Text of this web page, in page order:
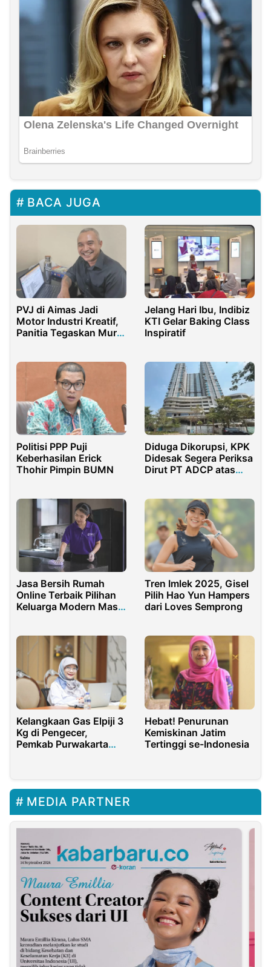
BACA JUGA
PVJ di Aimas Jadi
Motor Industri Kreatif,
Panitia Tegaskan Murni
Jelang Hari Ibu, Indibiz
KTI Gelar Baking Class
Inspiratif
Politisi PPP Puji
Keberhasilan Erick
Thohir Pimpin BUMN
Diduga Dikorupsi, KPK
Didesak Segera Periksa
Dirut PT ADCP atas
Jasa Bersih Rumah
Online Terbaik Pilihan
Keluarga Modern Masa
Tren Imlek 2025, Gisel
Pilih Hao Yun Hampers
dari Loves Semprong
Kelangkaan Gas Elpiji 3
Kg di Pengecer,
Pemkab Purwakarta
Hebat! Penurunan
Kemiskinan Jatim
Tertinggi se-Indonesia
MEDIA PARTNER